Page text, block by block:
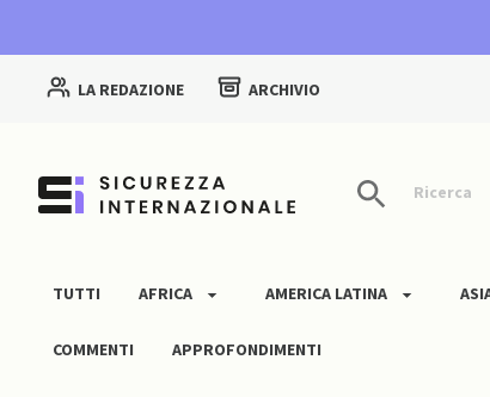
LA REDAZIONE ARCHIVIO
Ricerca
TUTTI AFRICA AMERICA LATINA
COMMENTI APPROFONDIMENTI